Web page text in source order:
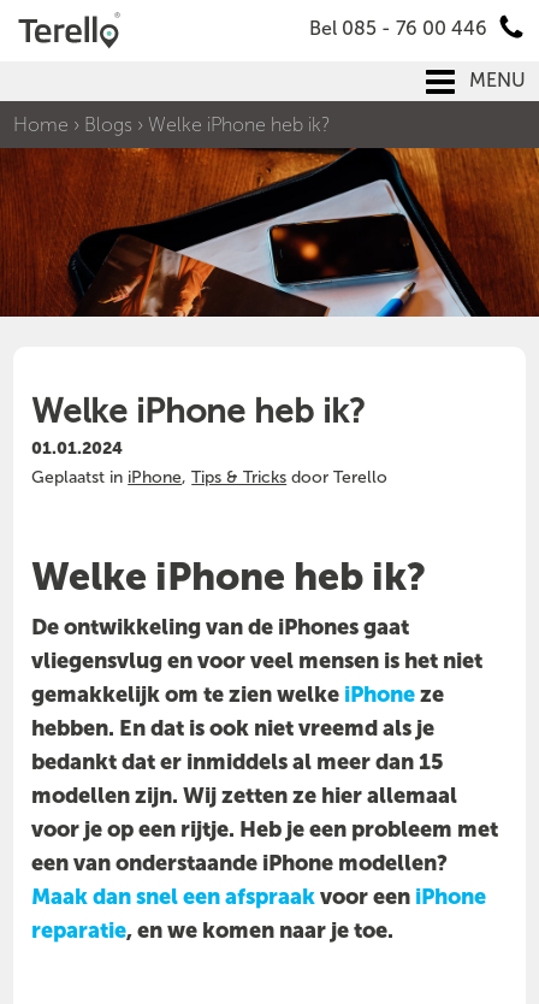
Bel 085 - 76 00 446
MENU
Home › Blogs › Welke iPhone heb ik?
Welke iPhone heb ik?
01.01.2024
Geplaatst in iPhone,Tips & Tricks door Terello
Welke iPhone heb ik?
De ontwikkeling van de iPhones gaat
vliegensvlug en voor veel mensen is het niet
gemakkelijk om te zien welke iPhoneze
hebben. En dat is ook niet vreemd als je
bedankt dat er inmiddels al meer dan 15
modellen zijn. Wij zetten ze hier allemaal
voor je op een rijtje. Heb je een probleem met
een van onderstaande iPhone modellen?
Maak dan snel een afspraakvoor een iPhone
reparatie, en we komen naar je toe.